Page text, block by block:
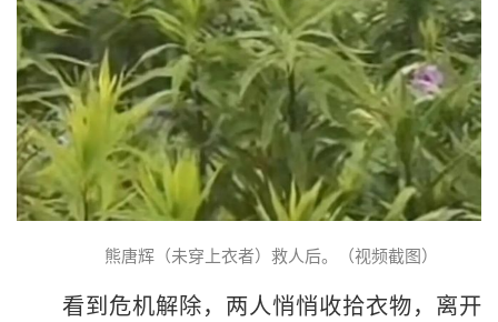
熊唐辉（未穿上衣者）救人后。（视频截图）
看到危机解除，两人悄悄收拾衣物，离开